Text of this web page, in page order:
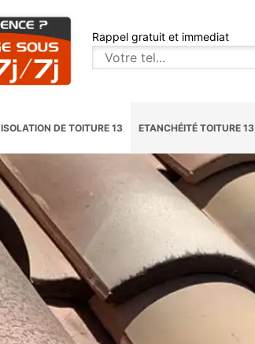
Rappel gratuit et immediat
ISOLATION DE TOITURE 13 ETANCHÉITÉ TOITURE 13